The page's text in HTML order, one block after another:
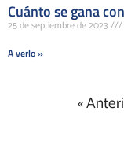
Cuánto se gana
25 de septiembre de 2023
A verlo »
«